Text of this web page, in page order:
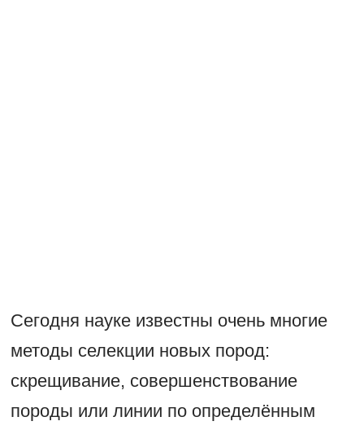
Сегодня науке известны очень многие
методы селекции новых пород:
скрещивание, совершенствование
породы или линии по определённым